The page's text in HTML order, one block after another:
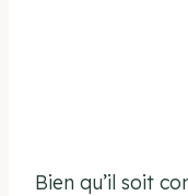
Bien qu’il soit